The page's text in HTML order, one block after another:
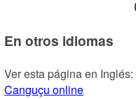
En otros idiomas
Ver esta página en Inglés:
Canguçu online